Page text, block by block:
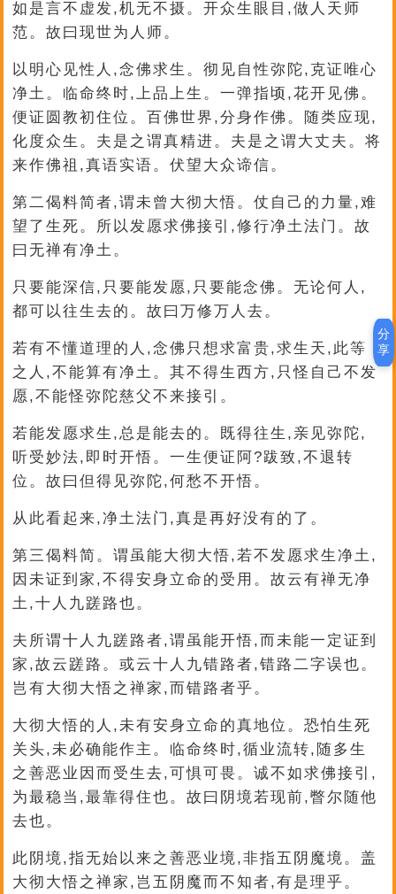
如是言不虚发,机无不摄。开众生眼目,做人天师
范。故曰现世为人师。
以明心见性人,念佛求生。彻见自性弥陀,克证唯心
净土。临命终时,上品上生。一弹指顷,花开见佛。
便证圆教初住位。百佛世界,分身作佛。随类应现,
化度众生。夫是之谓真精进。夫是之谓大丈夫。将
来作佛祖,真语实语。伏望大众谛信。
第二偈料简者,谓未曾大彻大悟。仗自己的力量,难
望了生死。所以发愿求佛接引,修行净土法门。故
曰无禅有净土。
只要能深信,只要能发愿,只要能念佛。无论何人,
都可以往生去的。故曰万修万人去。
若有不懂道理的人,念佛只想求富贵,求生天,此等
之人,不能算有净土。其不得生西方,只怪自己不发
愿,不能怪弥陀慈父不来接引。
若能发愿求生,总是能去的。既得往生,亲见弥陀,
听受妙法,即时开悟。一生便证阿?跋致,不退转
位。故曰但得见弥陀,何愁不开悟。
从此看起来,净土法门,真是再好没有的了。
第三偈料简。谓虽能大彻大悟,若不发愿求生净土,
因未证到家,不得安身立命的受用。故云有禅无净
土,十人九蹉路也。
夫所谓十人九蹉路者,谓虽能开悟,而未能一定证到
家,故云蹉路。或云十人九错路者,错路二字误也。
岂有大彻大悟之禅家,而错路者乎。
大彻大悟的人,未有安身立命的真地位。恐怕生死
关头,未必确能作主。临命终时,循业流转,随多生
之善恶业因而受生去,可惧可畏。诚不如求佛接引,
为最稳当,最靠得住也。故曰阴境若现前,瞥尔随他
去也。
此阴境,指无始以来之善恶业境,非指五阴魔境。盖
大彻大悟之禅家,岂五阴魔而不知者,有是理乎。
分
享